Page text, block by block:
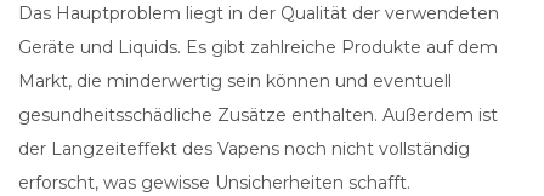
Das Hauptproblem liegt in der Qualität der verwendeten
Geräte und Liquids. Es gibt zahlreiche Produkte auf dem
Markt, die minderwertig sein können und eventuell
gesundheitsschädliche Zusätze enthalten. Außerdem ist
der Langzeiteffekt des Vapens noch nicht vollständig
erforscht, was gewisse Unsicherheiten schafft.